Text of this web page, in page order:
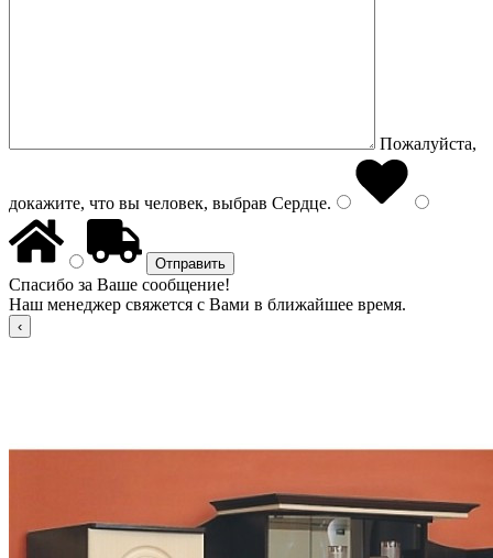
Пожалуйста,
докажите, что вы человек, выбрав Сердце.
Спасибо за Ваше сообщение!
Наш менеджер свяжется с Вами в ближайшее время.